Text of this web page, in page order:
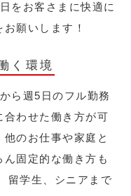
をお客さまに快適に
願いします！
く環境
ら週5日のフル勤務
合わせた働き方が可
のお仕事や家庭と
固定的な働き方も
留学生、シニアまで